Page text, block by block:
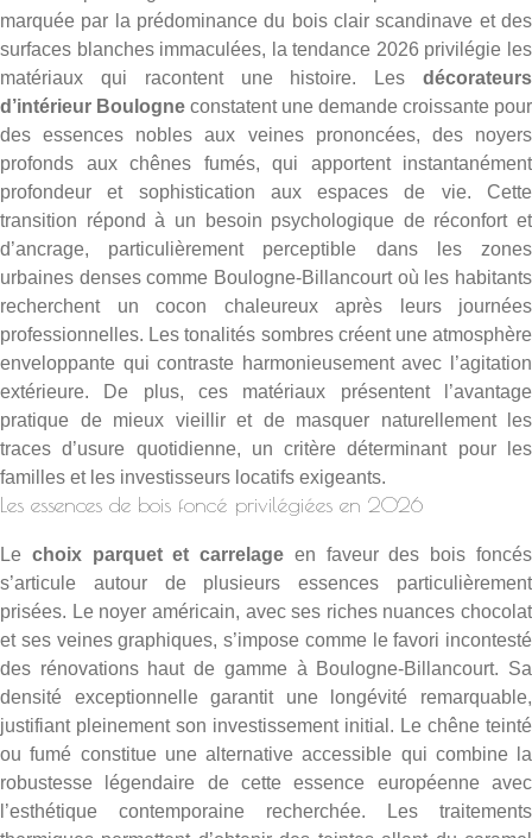
marquée par la prédominance du bois clair scandinave et des
surfaces blanches immaculées, la tendance 2026 privilégie les
matériaux qui racontent une histoire. Les décorateurs
d’intérieur Boulogne constatent une demande croissante pour
des essences nobles aux veines prononcées, des noyers
profonds aux chênes fumés, qui apportent instantanément
profondeur et sophistication aux espaces de vie. Cette
transition répond à un besoin psychologique de réconfort et
d’ancrage, particulièrement perceptible dans les zones
urbaines denses comme Boulogne-Billancourt où les habitants
recherchent un cocon chaleureux après leurs journées
professionnelles. Les tonalités sombres créent une atmosphère
enveloppante qui contraste harmonieusement avec l’agitation
extérieure. De plus, ces matériaux présentent l’avantage
pratique de mieux vieillir et de masquer naturellement les
traces d’usure quotidienne, un critère déterminant pour les
familles et les investisseurs locatifs exigeants.
Les essences de bois foncé privilégiées en 2026
Le choix parquet et carrelage en faveur des bois foncés
s’articule autour de plusieurs essences particulièrement
prisées. Le noyer américain, avec ses riches nuances chocolat
et ses veines graphiques, s’impose comme le favori incontesté
des rénovations haut de gamme à Boulogne-Billancourt. Sa
densité exceptionnelle garantit une longévité remarquable,
justifiant pleinement son investissement initial. Le chêne teinté
ou fumé constitue une alternative accessible qui combine la
robustesse légendaire de cette essence européenne avec
l’esthétique contemporaine recherchée. Les traitements